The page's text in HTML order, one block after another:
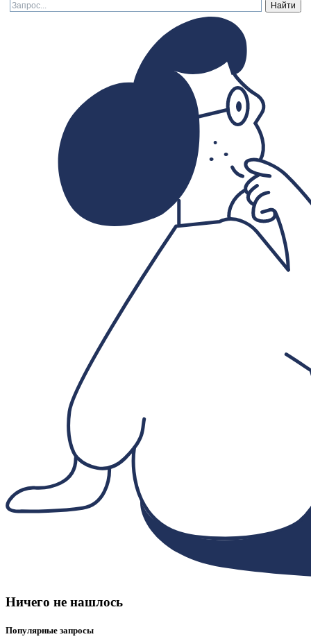
Ничего не нашлось
Популярные запросы